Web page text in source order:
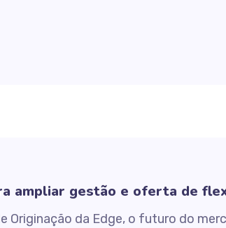
ampliar gestão e oferta de
Originação da Edge, o futuro do